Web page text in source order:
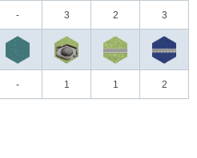
- 3 2 3
- 1 1 2